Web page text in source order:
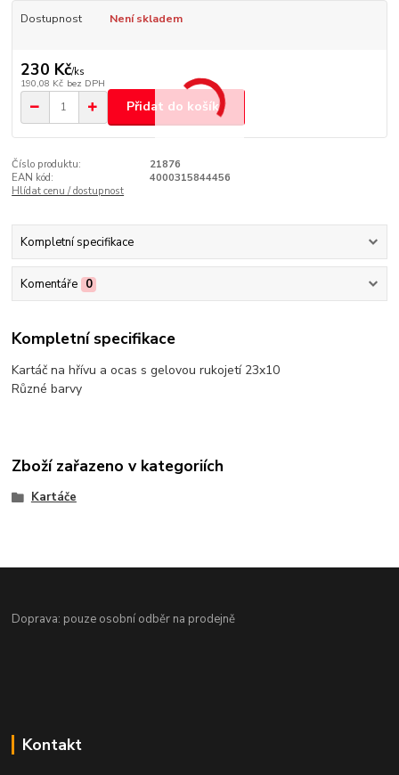
Dostupnost Není skladem
230 Kč/ks
190,08 Kč bez DPH
Přidat do košíku
Číslo produktu:
21876
EAN kód:
4000315844456
Hlídat cenu / dostupnost
Kompletní specifikace
Komentáře 0
Kompletní specifikace
Kartáč na hřívu a ocas s gelovou rukojetí 23x10
Různé barvy
Zboží zařazeno v kategoriích
Kartáče
Doprava: pouze osobní odběr na prodejně
Kontakt